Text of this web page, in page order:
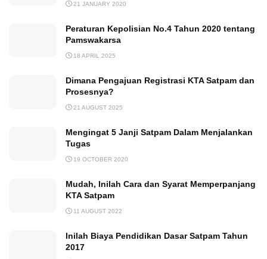
21 JANUARY 2020
Peraturan Kepolisian No.4 Tahun 2020 tentang
Pamswakarsa
18 APRIL 2025
Dimana Pengajuan Registrasi KTA Satpam dan
Prosesnya?
21 AUGUST 2025
Mengingat 5 Janji Satpam Dalam Menjalankan
Tugas
19 OCTOBER 2020
Mudah, Inilah Cara dan Syarat Memperpanjang
KTA Satpam
11 AUGUST 2022
Inilah Biaya Pendidikan Dasar Satpam Tahun
2017